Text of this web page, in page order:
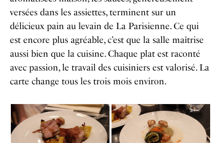
versées dans les assiettes, terminent sur un
délicieux pain au levain de La Parisienne. Ce qui
est encore plus agréable, c’est que la salle maîtrise
aussi bien que la cuisine. Chaque plat est raconté
avec passion, le travail des cuisiniers est valorisé. La
carte change tous les trois mois environ.